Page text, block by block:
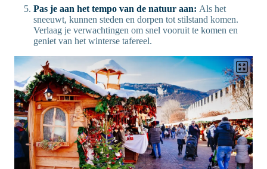
Pas je aan het tempo van de natuur aan: Als het
sneeuwt, kunnen steden en dorpen tot stilstand komen.
Verlaag je verwachtingen om snel vooruit te komen en
geniet van het winterse tafereel.